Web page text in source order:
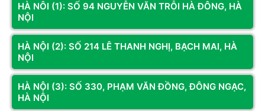
Thương hiệu
SSTC
Dung lượng 8GB (1x8GB)
Chuẩn RAM DDR4
Tốc độ bus 3200MHz
Độ trễ
(Latency)
HÀ NÔI (1): SỐ 94 NGUYỄN VĂN TRỖI HÀ ĐÔNG, HÀ
NỘI
HÀ NỘI (2): SỐ 214 LÊ THANH NGHỊ, BẠCH MAI, HÀ
NỘI
HÀ NỘI (3): SỐ 330, PHẠM VĂN ĐỒNG, ĐÔNG NGẠC,
HÀ NỘI